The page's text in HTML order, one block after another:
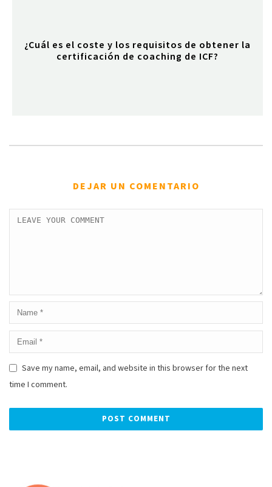
¿Cuál es el coste y los requisitos de obtener la
certificación de coaching de ICF?
DEJAR UN COMENTARIO
Save my name, email, and website in this browser for the next
time I comment.